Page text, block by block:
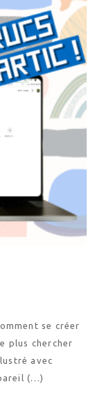
se créer
plus chercher
avec
(…)